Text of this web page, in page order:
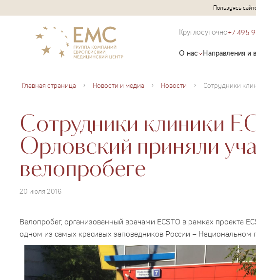
Пользуясь
Круглосуточно+7 495
О нас Направления и
Главная страница Новости и медиа Новости
Сотрудники клиники
Орловский приняли
велопробеге
20 июля 2016
Велопробег, организованный врачами ECSTO в рамках проекта
одном из самых красивых заповедников России – Национальном